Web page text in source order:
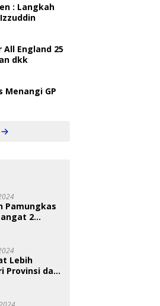
: Langkah
England 25
dkk
Menangi GP
Pamungkas
2
Lebih
Provinsi dan